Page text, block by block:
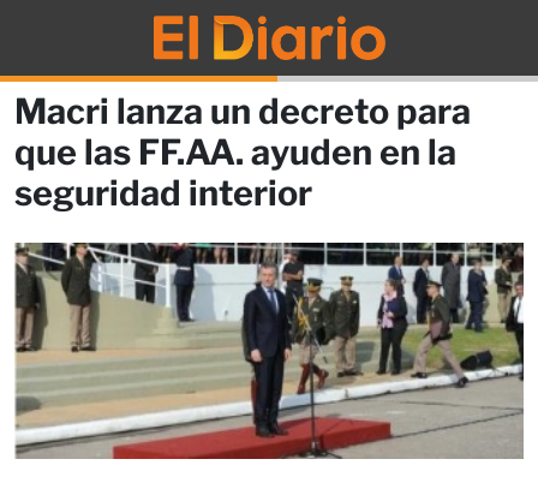
Macri lanza un decreto para
que las FF.AA. ayuden en la
seguridad interior